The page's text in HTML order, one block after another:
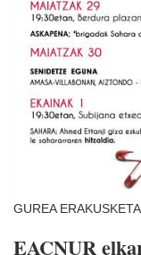
GUREA
EACNUR